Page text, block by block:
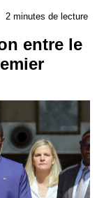
2 minutes de lecture
entre le